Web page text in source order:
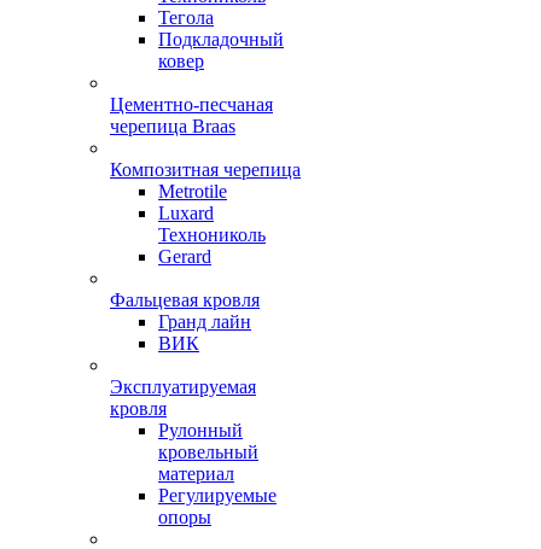
Тегола
Подкладочный
ковер
Цементно-песчаная
черепица Braas
Композитная черепица
Metrotile
Luxard
Технониколь
Gerard
Фальцевая кровля
Гранд лайн
ВИК
Эксплуатируемая
кровля
Рулонный
кровельный
материал
Регулируемые
опоры